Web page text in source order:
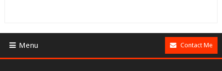
Menu Contact Me